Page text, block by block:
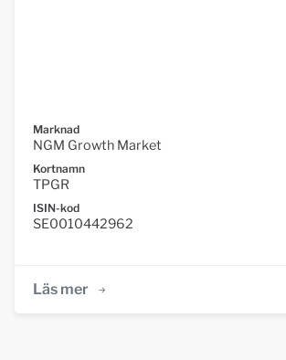
Marknad
NGM Growth Market
Kortnamn
TPGR
ISIN-kod
SE0010442962
Läs mer